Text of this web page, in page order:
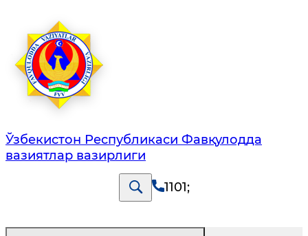
Ўзбекистон Республикаси Фавқулодда
вазиятлар вазирлиги
1101;